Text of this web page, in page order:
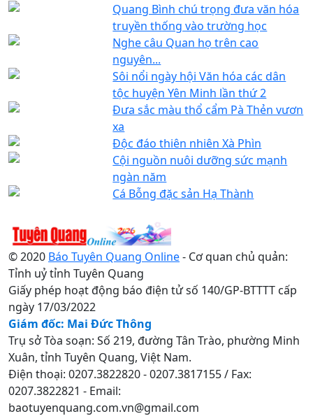
Quang Bình chú trọng đưa văn hóa
truyền thống vào trường học
Nghe câu Quan họ trên cao
nguyên...
Sôi nổi ngày hội Văn hóa các dân
tộc huyện Yên Minh lần thứ 2
Đưa sắc màu thổ cẩm Pà Thẻn vươn
xa
Độc đáo thiên nhiên Xà Phìn
Cội nguồn nuôi dưỡng sức mạnh
ngàn năm
Cá Bỗng đặc sản Hạ Thành
© 2020 Báo Tuyên Quang Online- Cơ quan chủ quản:
Tỉnh uỷ tỉnh Tuyên Quang
Giấy phép hoạt động báo điện tử số 140/GP-BTTTT cấp
ngày 17/03/2022
Giám đốc: Mai Đức Thông
Trụ sở Tòa soạn: Số 219, đường Tân Trào, phường Minh
Xuân, tỉnh Tuyên Quang, Việt Nam.
Điện thoại: 0207.3822820 - 0207.3817155 / Fax:
0207.3822821 - Email:
baotuyenquang.com.vn@gmail.com